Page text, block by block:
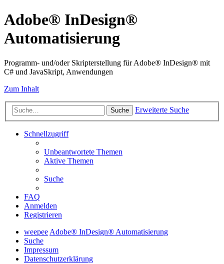
Adobe® InDesign®
Automatisierung
Programm- und/oder Skripterstellung für Adobe® InDesign® mit
C# und JavaSkript, Anwendungen
Zum Inhalt
Suche Erweiterte Suche
Schnellzugriff
Unbeantwortete Themen
Aktive Themen
Suche
FAQ
Anmelden
Registrieren
weepeeAdobe® InDesign® Automatisierung
Suche
Impressum
Datenschutzerklärung